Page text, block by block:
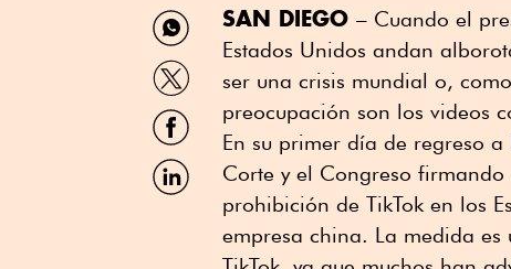
Compartir
por
WhatsApp
Compartir
por
Twitter
Compartir
por
Facebook
Compartir
por
SAN DIEGO – Cuando el
Estados Unidos andan
ser una crisis mundial o,
preocupación son los videos
En su primer día de regreso
Corte y el Congreso
prohibición de TikTok en los
empresa china. La medida